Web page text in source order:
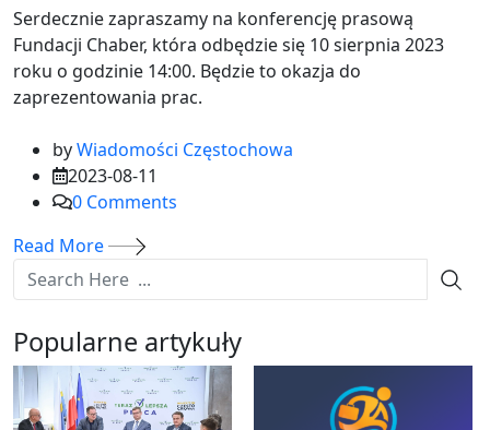
Serdecznie zapraszamy na konferencję prasową
Fundacji Chaber, która odbędzie się 10 sierpnia 2023
roku o godzinie 14:00. Będzie to okazja do
zaprezentowania prac.
byWiadomości Częstochowa
2023-08-11
0 Comments
Read More
Popularne artykuły